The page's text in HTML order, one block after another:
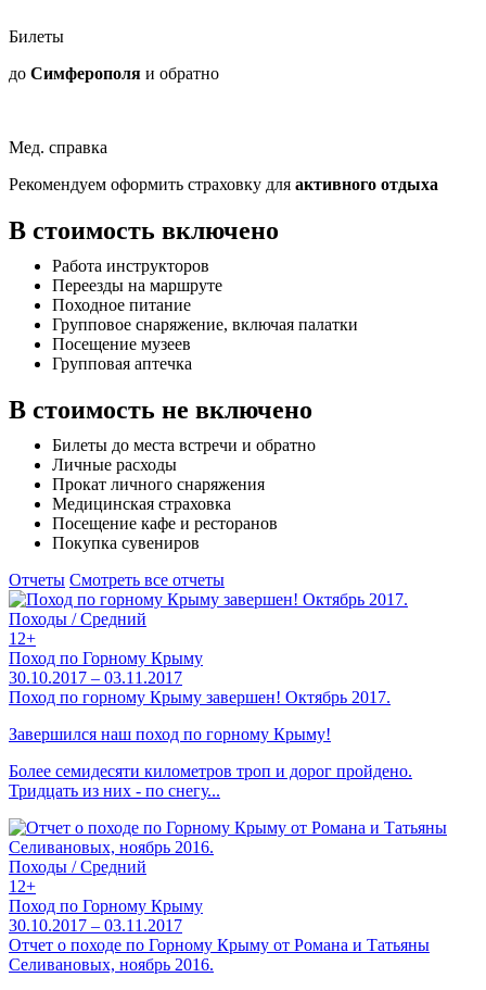
Билеты
до Симферополя и обратно
Мед. справка
Рекомендуем оформить страховку для активного отдыха
В стоимость включено
Работа инструкторов
Переезды на маршруте
Походное питание
Групповое снаряжение, включая палатки
Посещение музеев
Групповая аптечка
В стоимость не включено
Билеты до места встречи и обратно
Личные расходы
Прокат личного снаряжения
Медицинская страховка
Посещение кафе и ресторанов
Покупка сувениров
Отчеты Смотреть все отчеты
Походы / Средний
12+
Поход по Горному Крыму
30.10.2017 – 03.11.2017
Поход по горному Крыму завершен! Октябрь 2017.
Завершился наш поход по горному Крыму!
Более семидесяти километров троп и дорог пройдено.
Тридцать из них - по снегу...
Походы / Средний
12+
Поход по Горному Крыму
30.10.2017 – 03.11.2017
Отчет о походе по Горному Крыму от Романа и Татьяны
Селивановых, ноябрь 2016.